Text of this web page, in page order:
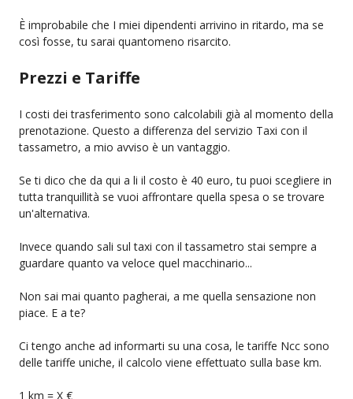
È improbabile che I miei dipendenti arrivino in ritardo, ma se
così fosse, tu sarai quantomeno risarcito.
Prezzi e Tariffe
I costi dei trasferimento sono calcolabili già al momento della
prenotazione. Questo a differenza del servizio Taxi con il
tassametro, a mio avviso è un vantaggio.
Se ti dico che da qui a li il costo è 40 euro, tu puoi scegliere in
tutta tranquillità se vuoi affrontare quella spesa o se trovare
un'alternativa.
Invece quando sali sul taxi con il tassametro stai sempre a
guardare quanto va veloce quel macchinario...
Non sai mai quanto pagherai, a me quella sensazione non
piace. E a te?
Ci tengo anche ad informarti su una cosa, le tariffe Ncc sono
delle tariffe uniche, il calcolo viene effettuato sulla base km.
1 km = X €